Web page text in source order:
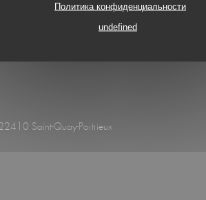
Политика конфиденциальности
undefined
Saint-Quay-Portrieux((открывается в новом